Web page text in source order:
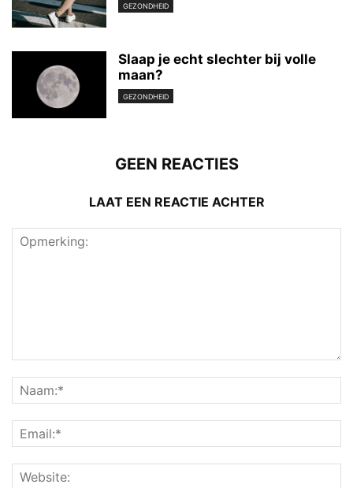
GEZONDHEID
Slaap je echt slechter bij volle
maan?
GEZONDHEID
GEEN REACTIES
LAAT EEN REACTIE ACHTER